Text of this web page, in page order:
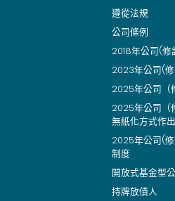
遵從法規
公司條例
2018年公司(
2023年公司(
2025年公司（
2025年公司（
無紙化方式作
2025年公司(
制度
開放式基金型
持牌放債人